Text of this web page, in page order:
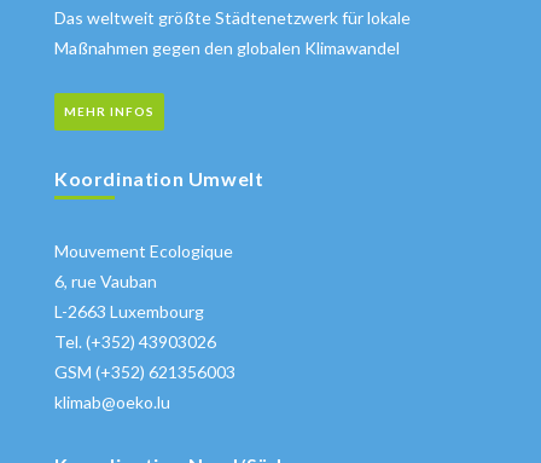
Das weltweit größte Städtenetzwerk für lokale
Maßnahmen gegen den globalen Klimawandel
MEHR INFOS
Koordination Umwelt
Mouvement Ecologique
6, rue Vauban
L-2663 Luxembourg
Tel. (+352) 43903026
GSM (+352) 621356003
klimab@oeko.lu